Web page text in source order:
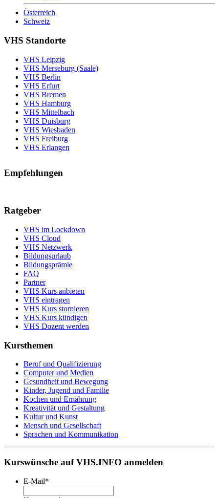
Österreich
Schweiz
VHS Standorte
VHS Leipzig
VHS Merseburg (Saale)
VHS Berlin
VHS Erfurt
VHS Bremen
VHS Hamburg
VHS Mittelbach
VHS Duisburg
VHS Wiesbaden
VHS Freiburg
VHS Erlangen
Empfehlungen
Ratgeber
VHS im Lockdown
VHS Cloud
VHS Netzwerk
Bildungsurlaub
Bildungsprämie
FAQ
Partner
VHS Kurs anbieten
VHS eintragen
VHS Kurs stornieren
VHS Kurs kündigen
VHS Dozent werden
Kursthemen
Beruf und Qualifizierung
Computer und Medien
Gesundheit und Bewegung
Kinder, Jugend und Familie
Kochen und Ernährung
Kreativität und Gestaltung
Kultur und Kunst
Mensch und Gesellschaft
Sprachen und Kommunikation
Kurswünsche auf VHS.INFO anmelden
E-Mail*